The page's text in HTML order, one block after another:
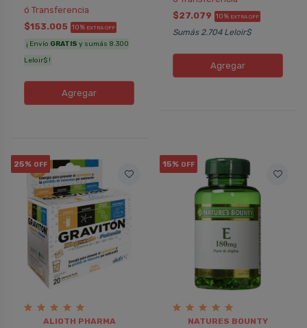
ó Transferencia
$153.005 10% EXTRA OFF
¡ Envío GRATIS y sumás 8.300
Leloir$ !
Agregar
$27.079 10% EXTRA OFF
Sumás 2.704 Leloir$
Agregar
25% OFF
ALIOTH PHARMA
15% OFF
NATURES BOUNTY